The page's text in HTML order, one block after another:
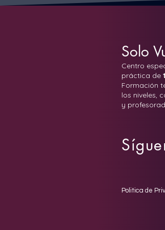
Solo
Centro
práctica de
Formación
los niveles,
y
Politica de